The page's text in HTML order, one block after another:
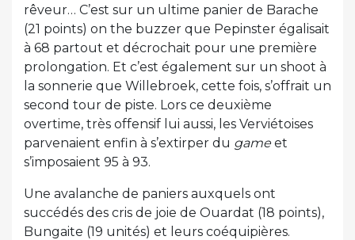
rêveur… C’est sur un ultime panier de Barache
(21 points) on the buzzer que Pepinster égalisait
à 68 partout et décrochait pour une première
prolongation. Et c’est également sur un shoot à
la sonnerie que Willebroek, cette fois, s’offrait un
second tour de piste. Lors ce deuxième
overtime, très offensif lui aussi, les Verviétoises
parvenaient enfin à s’extirper du gameet
s’imposaient 95 à 93.
Une avalanche de paniers auxquels ont
succédés des cris de joie de Ouardat (18 points),
Bungaite (19 unités) et leurs coéquipières.